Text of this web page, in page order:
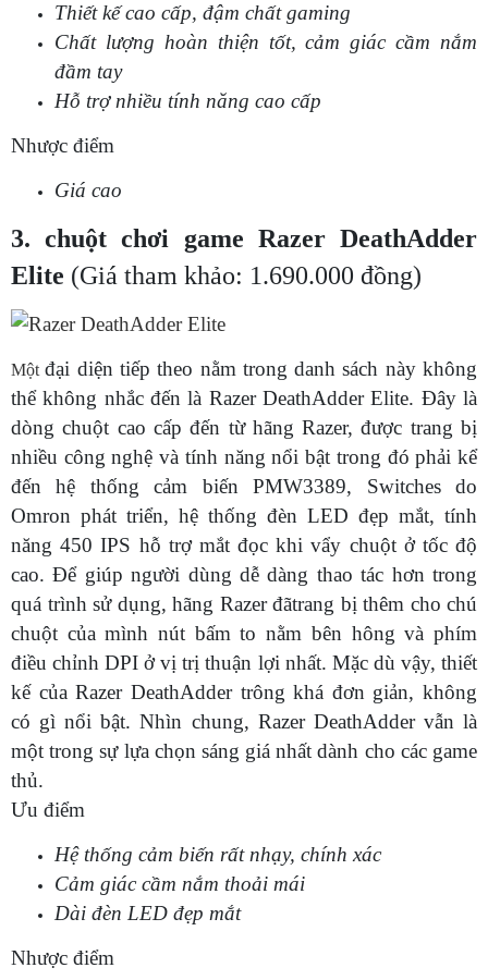
Thiết kế cao cấp, đậm chất gaming
Chất lượng hoàn thiện tốt, cảm giác cầm nắm
đầm tay
Hỗ trợ nhiều tính năng cao cấp
Nhược điểm
Giá cao
3. chuột chơi game Razer DeathAdder
Elite (Giá tham khảo: 1.690.000 đồng)
Mộtđại diện tiếp theo nằm trong danh sách này không
thể không nhắc đến là Razer DeathAdder Elite. Đây là
dòng chuột cao cấp đến từ hãng Razer, được trang bị
nhiều công nghệ và tính năng nổi bật trong đó phải kể
đến hệ thống cảm biến PMW3389, Switches do
Omron phát triển, hệ thống đèn LED đẹp mắt, tính
năng 450 IPS hỗ trợ mắt đọc khi vẩy chuột ở tốc độ
cao. Để giúp người dùng dễ dàng thao tác hơn trong
quá trình sử dụng, hãng Razer đãtrang bị thêm cho chú
chuột của mình nút bấm to nằm bên hông và phím
điều chỉnh DPI ở vị trị thuận lợi nhất. Mặc dù vậy, thiết
kế của Razer DeathAdder trông khá đơn giản, không
có gì nổi bật. Nhìn chung, Razer DeathAdder vẫn là
một trong sự lựa chọn sáng giá nhất dành cho các game
thủ.
Ưu điểm
Hệ thống cảm biến rất nhạy, chính xác
Cảm giác cầm nắm thoải mái
Dài đèn LED đẹp mắt
Nhược điểm